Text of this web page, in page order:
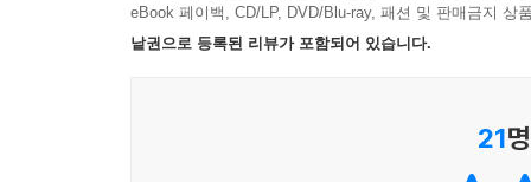
별(*)표시한 핵심 빈출지문만 모아 구성한 ‘빈출지
eBook 페이백, CD/LP, DVD/Blu-ray, 패션 및 판매금지 상
낱권으로 등록된 리뷰가 포함되어 있습니다.
21